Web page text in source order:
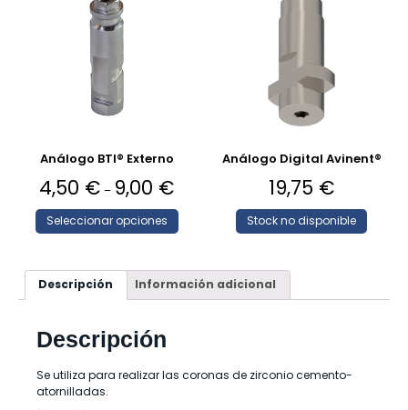
Análogo BTI® Externo
4,50 € – 9,00 €
Seleccionar opciones
Análogo Digital Avinent®
19,75 €
Stock no disponible
Descripción Información adicional
Descripción
Se utiliza para realizar las coronas de zirconio cemento-
atornilladas.